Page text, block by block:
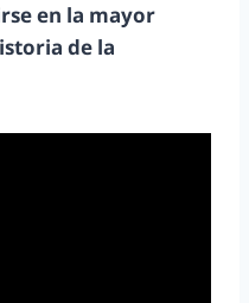
en la mayor
de la